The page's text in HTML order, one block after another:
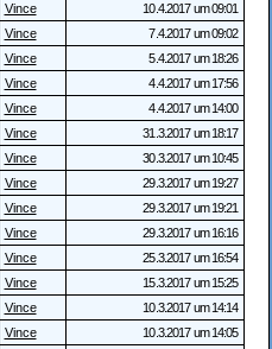
Vince
10.4.2017 um 09:01
Vince
7.4.2017 um 09:02
Vince
5.4.2017 um 18:26
Vince
4.4.2017 um 17:56
Vince
4.4.2017 um 14:00
Vince
31.3.2017 um 18:17
Vince
30.3.2017 um 10:45
Vince
29.3.2017 um 19:27
Vince
29.3.2017 um 19:21
Vince
29.3.2017 um 16:16
Vince
25.3.2017 um 16:54
Vince
15.3.2017 um 15:25
Vince
10.3.2017 um 14:14
Vince 10.3.2017 um 14:05